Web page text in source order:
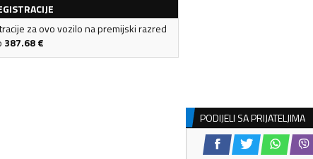
za ovo vozilo na premijski razred
387.68€
PODIJELI SA PRIJATELJIMA